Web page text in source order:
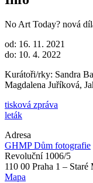
No Art Today? nová
od: 16. 11. 2021
do: 10. 4. 2022
Kurátoři/rky: Sandra
Magdalena Juříková,
tisková zpráva
leták
Adresa
GHMP Dům fotografie
Revoluční 1006/5
110 00 Praha 1 – Staré
Mapa